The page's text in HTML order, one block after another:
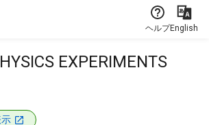
ヘルプEnglish
EXPERIMENTS